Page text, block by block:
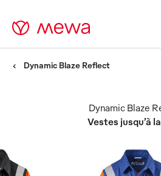
Dynamic Blaze Reflect
Vestes jusqu’à
Dynamic Blaze